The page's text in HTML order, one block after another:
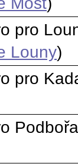
pro
Louny)
pro